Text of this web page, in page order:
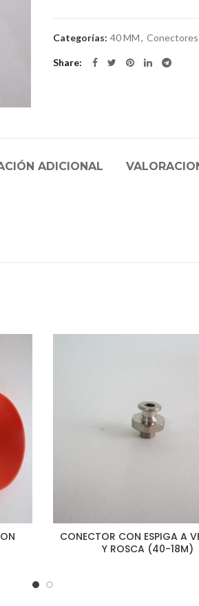
Categorías: 40 MM,
Share
ADICIONAL
CONECTOR CON ESPIGA A
Y ROSCA (40-18M)